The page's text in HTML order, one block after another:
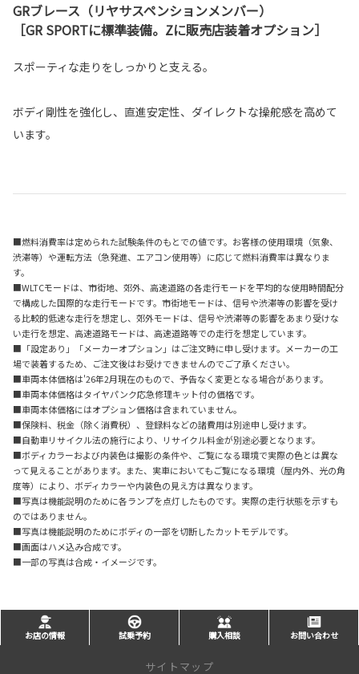
GRブレース（リヤサスペンションメンバー）
［GR SPORTに標準装備。Zに販売店装着オプション］
スポーティな走りをしっかりと支える。
ボディ剛性を強化し、直進安定性、ダイレクトな操舵感を高めて
います。
■燃料消費率は定められた試験条件のもとでの値です。お客様の使用環境（気象、
渋滞等）や運転方法（急発進、エアコン使用等）に応じて燃料消費率は異なりま
す。
■WLTCモードは、市街地、郊外、高速道路の各走行モードを平均的な使用時間配分
で構成した国際的な走行モードです。市街地モードは、信号や渋滞等の影響を受け
る比較的低速な走行を想定し、郊外モードは、信号や渋滞等の影響をあまり受けな
い走行を想定、高速道路モードは、高速道路等での走行を想定しています。
■「設定あり」「メーカーオプション」はご注文時に申し受けます。メーカーの工
場で装着するため、ご注文後はお受けできませんのでご了承ください。
■車両本体価格は'26年2月現在のもので、予告なく変更となる場合があります。
■車両本体価格はタイヤパンク応急修理キット付の価格です。
■車両本体価格にはオプション価格は含まれていません。
■保険料、税金（除く消費税）、登録料などの諸費用は別途申し受けます。
■自動車リサイクル法の施行により、リサイクル料金が別途必要となります。
■ボディカラーおよび内装色は撮影の条件や、ご覧になる環境で実際の色とは異な
って見えることがあります。また、実車においてもご覧になる環境（屋内外、光の角
度等）により、ボディカラーや内装色の見え方は異なります。
■写真は機能説明のために各ランプを点灯したものです。実際の走行状態を示すも
のではありません。
■写真は機能説明のためにボディの一部を切断したカットモデルです。
■画面はハメ込み合成です。
■一部の写真は合成・イメージです。
お店の情報 試乗予約 購入相談 お問い合わせ
サイトマップ